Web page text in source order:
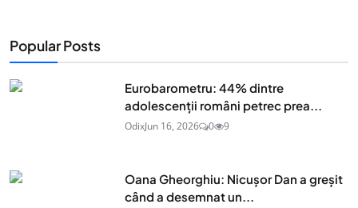
Popular Posts
Eurobarometru: 44% dintre
adolescenţii români petrec prea...
OdixJun 16, 2026 0 9
Oana Gheorghiu: Nicușor Dan a greșit
când a desemnat un...